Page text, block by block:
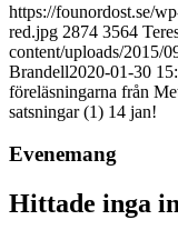
https://founordost.se/
red.jpg 2874 3564
content/uploads/2015/
Brandell2020-01-30
föreläsningarna från
satsningar (1) 14 jan!
Evenemang
Hittade inga